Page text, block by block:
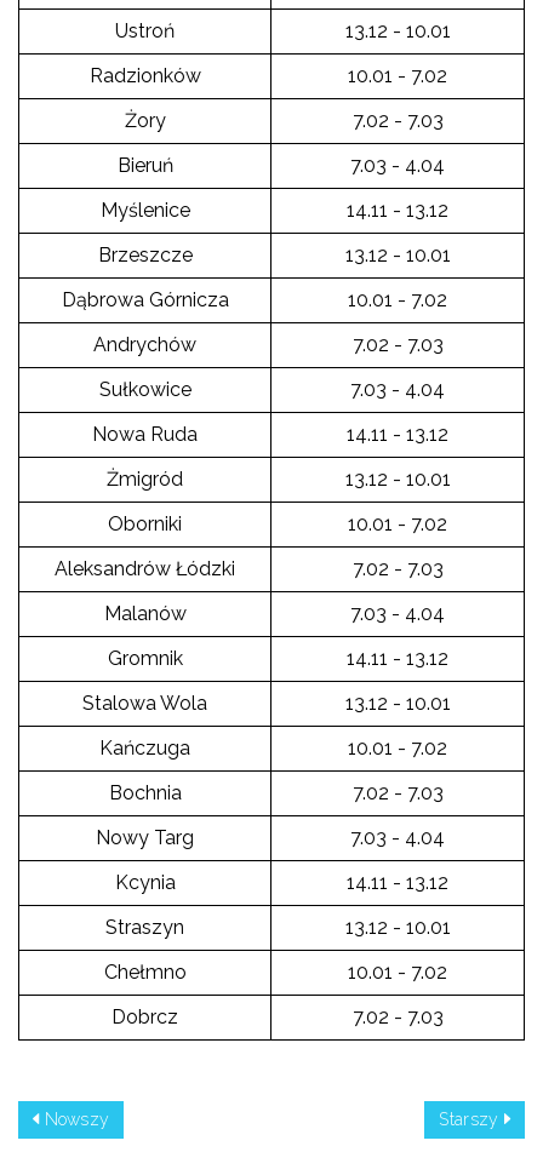
Ustroń
13.12 - 10.01
Radzionków
10.01 - 7.02
Żory
7.02 - 7.03
Bieruń
7.03 - 4.04
Myślenice
14.11 - 13.12
Brzeszcze
13.12 - 10.01
Dąbrowa Górnicza
10.01 - 7.02
Andrychów
7.02 - 7.03
Sułkowice
7.03 - 4.04
Nowa Ruda
14.11 - 13.12
Żmigród
13.12 - 10.01
Oborniki
10.01 - 7.02
Aleksandrów Łódzki
7.02 - 7.03
Malanów
7.03 - 4.04
Gromnik
14.11 - 13.12
Stalowa Wola
13.12 - 10.01
Kańczuga
10.01 - 7.02
Bochnia
7.02 - 7.03
Nowy Targ
7.03 - 4.04
Kcynia
14.11 - 13.12
Straszyn
13.12 - 10.01
Chełmno
10.01 - 7.02
Dobrcz
7.02 - 7.03
Nowszy Starszy